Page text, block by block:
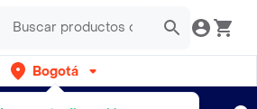
Bogotá